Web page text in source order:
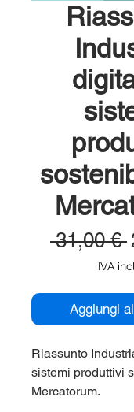
31,00 €
IVA
Aggiungi
Riassunto
sistemi produttivi
Mercatorum.